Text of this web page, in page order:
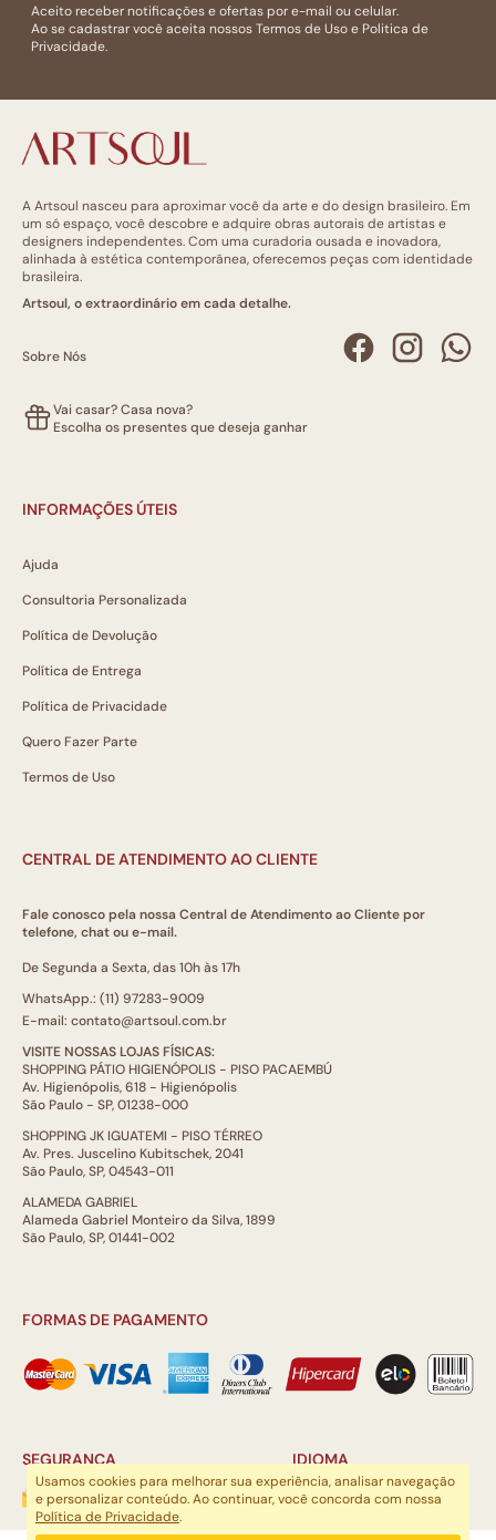
Aceito receber notificações e ofertas por e-mail ou celular.
Ao se cadastrar você aceita nossosTermos de Usoe Politica de
Privacidade.
A Artsoul nasceu para aproximar você da arte e do design brasileiro. Em
um só espaço, você descobre e adquire obras autorais de artistas e
designers independentes. Com uma curadoria ousada e inovadora,
alinhada à estética contemporânea, oferecemos peças com identidade
brasileira.
Artsoul, o extraordinário em cada detalhe.
Sobre Nós
Vai casar? Casa nova?
Escolha os presentes que deseja ganhar
INFORMAÇÕES ÚTEIS
Ajuda
Consultoria Personalizada
Política de Devolução
Política de Entrega
Política de Privacidade
Quero Fazer Parte
Termos de Uso
CENTRAL DE ATENDIMENTO AO CLIENTE
Fale conosco pela nossa Central de Atendimento ao Cliente por
telefone, chat ou e-mail.
De Segunda a Sexta, das 10h às 17h
WhatsApp.: (11) 97283-9009
E-mail: contato@artsoul.com.br
VISITE NOSSAS LOJAS FÍSICAS:
SHOPPING PÁTIO HIGIENÓPOLIS - PISO PACAEMBÚ
Av. Higienópolis, 618 - Higienópolis
São Paulo - SP, 01238-000
SHOPPING JK IGUATEMI - PISO TÉRREO
Av. Pres. Juscelino Kubitschek, 2041
São Paulo, SP, 04543-011
ALAMEDA GABRIEL
Alameda Gabriel Monteiro da Silva, 1899
São Paulo, SP, 01441-002
FORMAS DE PAGAMENTO
SEGURANÇA IDIOMA
Usamos cookies para melhorar sua experiência, analisar navegação
e personalizar conteúdo. Ao continuar, você concorda com nossa
Política de Privacidade.